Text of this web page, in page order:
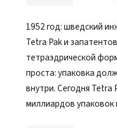
1952 год: шведский
Tetra Pak и
тетраэдрической
проста: упаковка
внутри. Сегодня Tetra
миллиардов упаковок